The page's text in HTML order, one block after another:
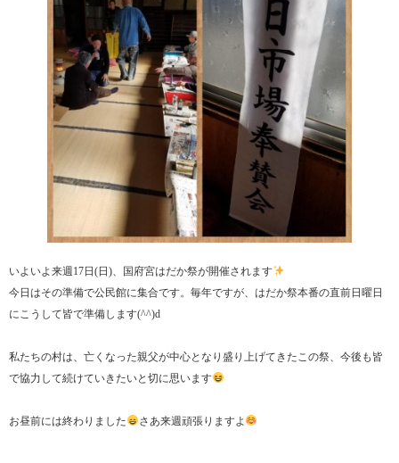
いよいよ来週17日(日)、国府宮はだか祭が開催されます
今日はその準備で公民館に集合です。毎年ですが、はだか祭本番の直前日曜日
にこうして皆で準備します(^^)d
私たちの村は、亡くなった親父が中心となり盛り上げてきたこの祭、今後も皆
で協力して続けていきたいと切に思います
お昼前には終わりました さあ来週頑張りますよ